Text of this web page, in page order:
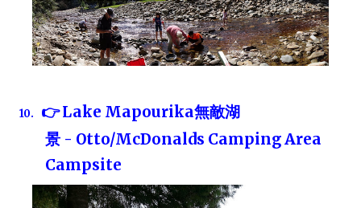
10. 👉Lake Mapourika無敵湖
景 - Otto/McDonalds Camping Area
Campsite